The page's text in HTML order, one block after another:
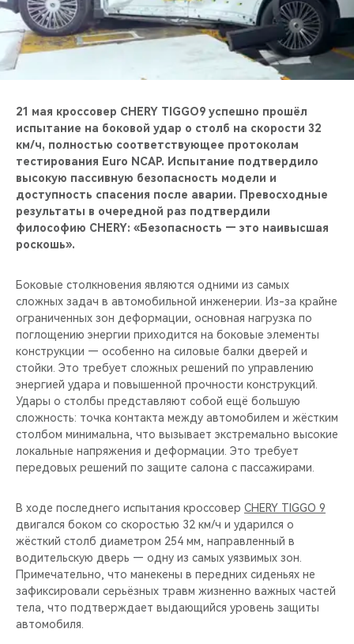
CHERY И СПОРТ
НАШИ МЕРОПРИЯТИЯ
CHERY ДЛЯ ДЕТЕЙ
21 мая кроссовер CHERY TIGGO9 успешно прошёл
испытание на боковой удар о столб на скорости 32
км/ч, полностью соответствующее протоколам
тестирования Euro NCAP. Испытание подтвердило
высокую пассивную безопасность модели и
доступность спасения после аварии. Превосходные
результаты в очередной раз подтвердили
философию CHERY: «Безопасность — это наивысшая
роскошь».
Боковые столкновения являются одними из самых
сложных задач в автомобильной инженерии. Из-за крайне
ограниченных зон деформации, основная нагрузка по
поглощению энергии приходится на боковые элементы
конструкции — особенно на силовые балки дверей и
стойки. Это требует сложных решений по управлению
энергией удара и повышенной прочности конструкций.
Удары о столбы представляют собой ещё большую
сложность: точка контакта между автомобилем и жёстким
столбом минимальна, что вызывает экстремально высокие
локальные напряжения и деформации. Это требует
передовых решений по защите салона с пассажирами.
В ходе последнего испытания кроссовер CHERY TIGGO 9
двигался боком со скоростью 32 км/ч и ударился о
жёсткий столб диаметром 254 мм, направленный в
водительскую дверь — одну из самых уязвимых зон.
Примечательно, что манекены в передних сиденьях не
зафиксировали серьёзных травм жизненно важных частей
тела, что подтверждает выдающийся уровень защиты
автомобиля.